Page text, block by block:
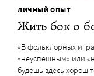
ЛИЧНЫЙ ОПЫТ
Жить бок о
«В фольклорных
«неуспешным» или
будешь здесь хорош